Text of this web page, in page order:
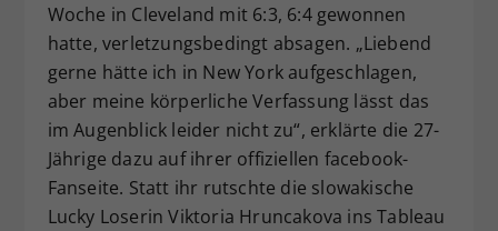
Woche in Cleveland mit 6:3, 6:4 gewonnen
hatte, verletzungsbedingt absagen. „Liebend
gerne hätte ich in New York aufgeschlagen,
aber meine körperliche Verfassung lässt das
im Augenblick leider nicht zu“, erklärte die 27-
Jährige dazu auf ihrer offiziellen facebook-
Fanseite. Statt ihr rutschte die slowakische
Lucky Loserin Viktoria Hruncakova ins Tableau